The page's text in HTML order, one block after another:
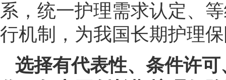
系，统一护理需求认定、
行机制，为我国长期护理
选择有代表性、条件许